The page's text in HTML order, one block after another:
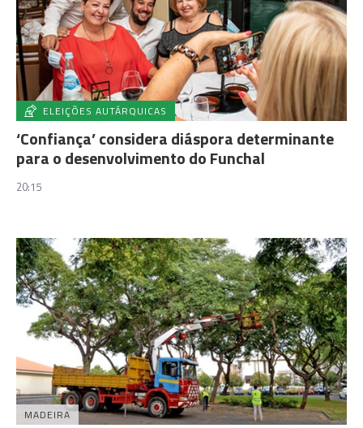
ELEIÇÕES AUTÁRQUICAS
‘Confiança’ considera diáspora determinante
para o desenvolvimento do Funchal
20:15
MADEIRA